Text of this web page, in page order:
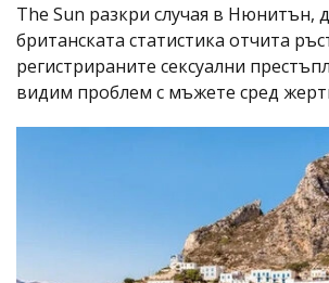
The Sun разкри случая в Нюнитън,
британската статистика отчита
регистрираните сексуални
видим проблем с мъжете сред